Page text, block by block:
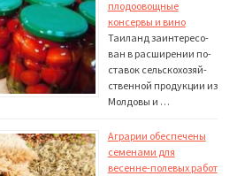
плодоовощные
консервы и вино
Таиланд заинтересо­
ван в расширении по­
ставок сельскохозяй­
ственной продукции из
Молдовы и …
Аграрии обеспечены
семенами для
весенне-полевых работ